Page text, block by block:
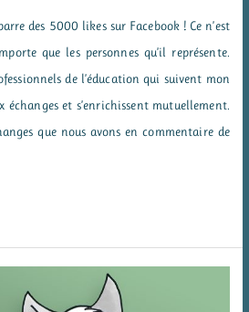
des 5000 likes sur Facebook ! Ce n’est
que les personnes qu’il représente.
de l’éducation qui suivent mon
et s’enrichissent mutuellement.
que nous avons en commentaire de